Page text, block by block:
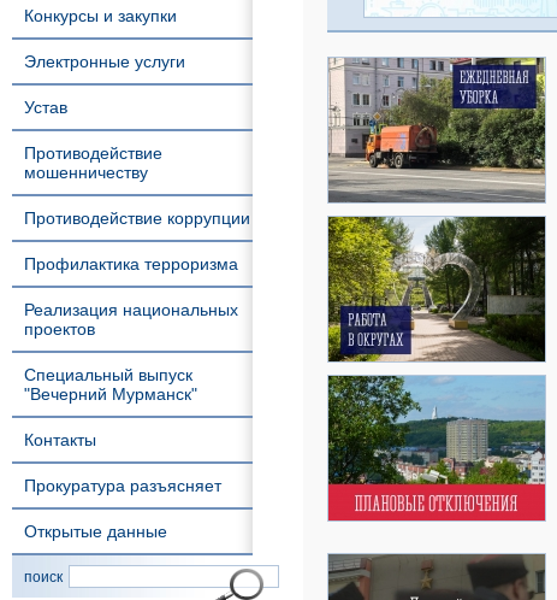
Конкурсы и закупки
Электронные услуги
Устав
Противодействие
мошенничеству
Противодействие коррупции
Профилактика терроризма
Реализация национальных
проектов
Специальный выпуск
"Вечерний Мурманск"
Контакты
Прокуратура разъясняет
Открытые данные
поиск